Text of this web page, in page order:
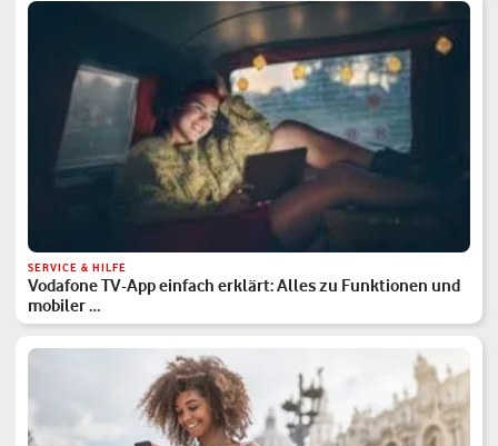
SERVICE & HILFE
Vodafone TV-App einfach erklärt: Alles zu Funktionen und
mobiler …